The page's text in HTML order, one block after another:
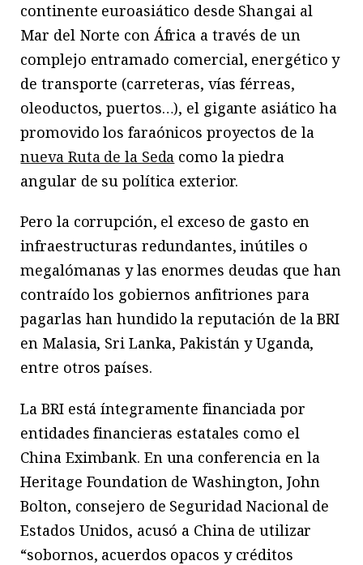
continente euroasiático desde Shangai al
Mar del Norte con África a través de un
complejo entramado comercial, energético y
de transporte (carreteras, vías férreas,
oleoductos, puertos…), el gigante asiático ha
promovido los faraónicos proyectos de la
nueva Ruta de la Seda como la piedra
angular de su política exterior.
Pero la corrupción, el exceso de gasto en
infraestructuras redundantes, inútiles o
megalómanas y las enormes deudas que han
contraído los gobiernos anfitriones para
pagarlas han hundido la reputación de la BRI
en Malasia, Sri Lanka, Pakistán y Uganda,
entre otros países.
La BRI está íntegramente financiada por
entidades financieras estatales como el
China Eximbank. En una conferencia en la
Heritage Foundation de Washington, John
Bolton, consejero de Seguridad Nacional de
Estados Unidos, acusó a China de utilizar
“sobornos, acuerdos opacos y créditos